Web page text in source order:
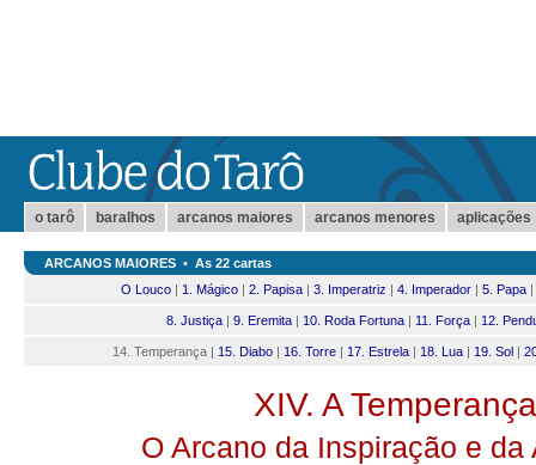
o tarô baralhos arcanos maiores arcanos menores aplicações
ARCANOS MAIORES • As 22 cartas
O Louco| 1. Mágico| 2. Papisa| 3. Imperatriz | 4. Imperador| 5. Papa|
8. Justiça| 9. Eremita| 10. Roda Fortuna| 11. Força| 12.
14. Temperança | 15. Diabo | 16. Torre | 17. Estrela | 18. Lua | 19. Sol |
XIV. A Temperança
O Arcano da Inspiração e da